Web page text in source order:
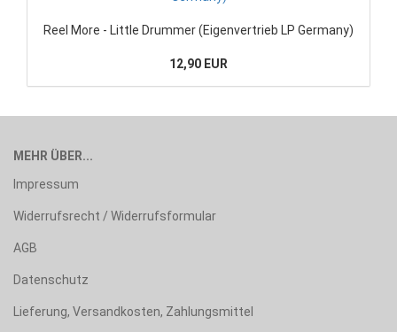
Reel More - Little Drummer (Eigenvertrieb LP Germany)
12,90 EUR
MEHR ÜBER...
Impressum
Widerrufsrecht / Widerrufsformular
AGB
Datenschutz
Lieferung, Versandkosten, Zahlungsmittel